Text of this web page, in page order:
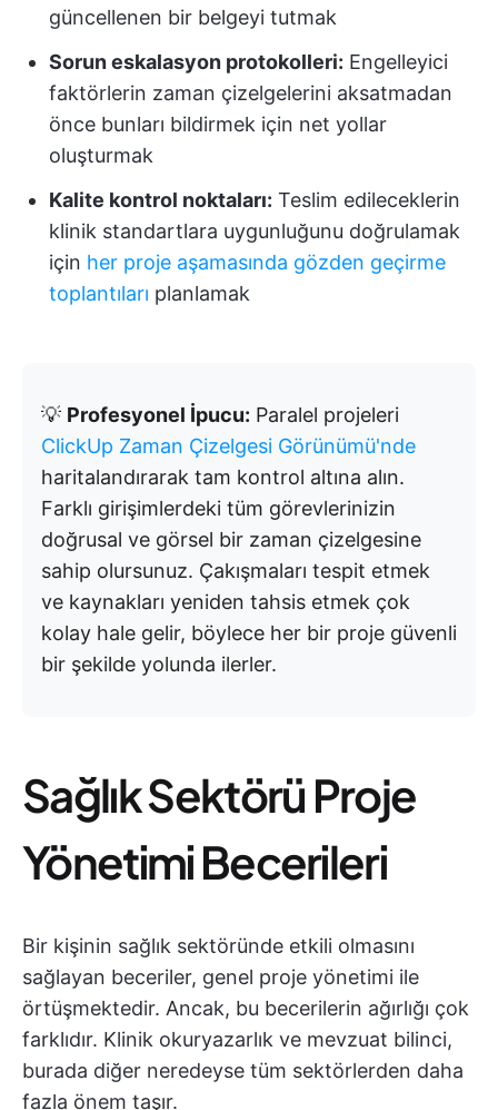
güncellenen bir belgeyi tutmak
Sorun eskalasyon protokolleri: Engelleyici
faktörlerin zaman çizelgelerini aksatmadan
önce bunları bildirmek için net yollar
oluşturmak
Kalite kontrol noktaları: Teslim edileceklerin
klinik standartlara uygunluğunu doğrulamak
için her proje aşamasında gözden geçirme
toplantıları planlamak
💡 Profesyonel İpucu: Paralel projeleri
ClickUp Zaman Çizelgesi Görünümü'nde
haritalandırarak tam kontrol altına alın.
Farklı girişimlerdeki tüm görevlerinizin
doğrusal ve görsel bir zaman çizelgesine
sahip olursunuz. Çakışmaları tespit etmek
ve kaynakları yeniden tahsis etmek çok
kolay hale gelir, böylece her bir proje güvenli
bir şekilde yolunda ilerler.
Sağlık Sektörü Proje
Yönetimi Becerileri
Bir kişinin sağlık sektöründe etkili olmasını
sağlayan beceriler, genel proje yönetimi ile
örtüşmektedir. Ancak, bu becerilerin ağırlığı çok
farklıdır. Klinik okuryazarlık ve mevzuat bilinci,
burada diğer neredeyse tüm sektörlerden daha
fazla önem taşır.